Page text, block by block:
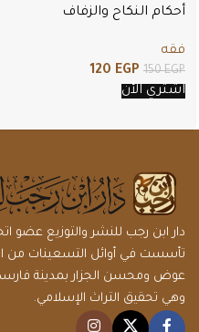
أحكام النكاح والزفاف
وجواب
فقه
150EGP
120 EGP
اشتري الأن
دار ابن رجب للنشر والتوزيع عضو
تأسست في أوائل التسعينات من
عوض ومحسن الجزار بمدينة
وهي تحقيق التراث الإسلامي.